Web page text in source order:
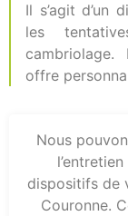
Il s’agit d’un
les
offre
Nous
dispositifs de
Couronne.